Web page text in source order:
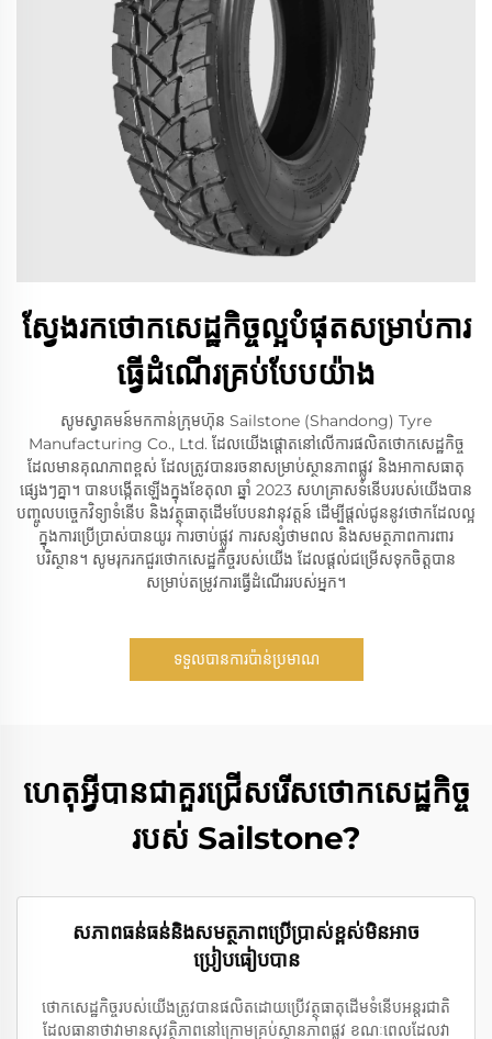
ស្វែងរកថោកសេដ្ឋកិច្ច​ល្អ​បំផុត​សម្រាប់​ការ​
ធ្វើ​ដំណើរ​គ្រប់​បែប​យ៉ាង
សូមស្វាគមន៍​មកកាន់​ក្រុមហ៊ុន Sailstone (Shandong) Tyre
Manufacturing Co., Ltd. ដែល​យើង​ផ្តោត​នៅ​លើ​ការ​ផលិត​ថោកសេដ្ឋកិច្ច​
ដែល​មាន​គុណភាព​ខ្ពស់ ដែល​ត្រូវ​បាន​រចនា​សម្រាប់​ស្ថានភាព​ផ្លូវ និង​អាកាសធាតុ​
ផ្សេងៗ​គ្នា។ បាន​បង្កើត​ឡើង​ក្នុង​ខែ​តុលា ឆ្នាំ 2023 សហគ្រាស​ទំនើប​របស់​យើង​បាន​
បញ្ចូល​បច្ចេកវិទ្យា​ទំនើប និង​វត្ថុធាតុដើម​បែប​នវានុវត្តន៍ ដើម្បី​ផ្តល់​ជូន​នូវ​ថោក​ដែល​ល្អ​
ក្នុង​ការ​ប្រើប្រាស់​បាន​យូរ ការ​ចាប់​ផ្លូវ ការ​សន្សំ​ថាមពល និង​សមត្ថភាព​ការពារ​
បរិស្ថាន។ សូម​រុករក​ជួរ​ថោកសេដ្ឋកិច្ច​របស់​យើង ដែល​ផ្តល់​ជម្រើស​ទុក​ចិត្ត​បាន​
សម្រាប់​តម្រូវការ​ធ្វើ​ដំណើរ​របស់​អ្នក។
ទទួលបានការប៉ាន់ប្រមាណ
ហេតុអ្វីបានជាគួរជ្រើសរើសថោកសេដ្ឋកិច្ច
របស់ Sailstone?
សភាពធន់ធន់និងសមត្ថភាពប្រើប្រាស់ខ្ពស់មិនអាច
ប្រៀបធៀបបាន
ថោកសេដ្ឋកិច្ចរបស់យើងត្រូវបានផលិតដោយប្រើវត្ថុធាតុដើមទំនើបអន្តរជាតិ
ដែលធានាថាវាមានសុវត្ថិភាពនៅក្រោមគ្រប់ស្ថានភាពផ្លូវ ខណៈពេលដែលវា